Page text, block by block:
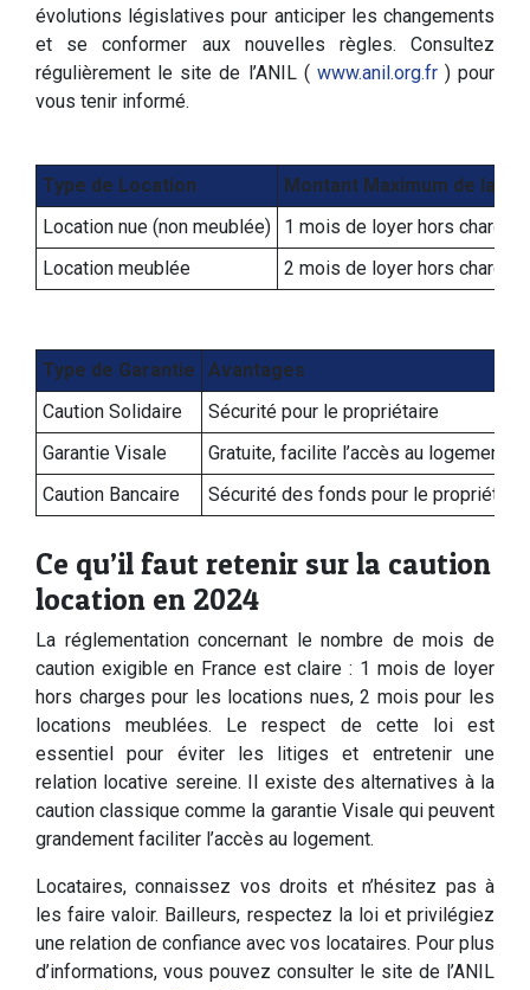
évolutions législatives pour anticiper les changements
et se conformer aux nouvelles règles. Consultez
régulièrement le site de l’ANIL ( www.anil.org.fr ) pour
vous tenir informé.
Type de Location
Montant Maximum de la
Location nue (non meublée)
1 mois de loyer hors charges
Location meublée
2 mois de loyer hors charges
Type de Garantie
Avantages
Caution Solidaire
Sécurité pour le propriétaire
Garantie Visale
Gratuite, facilite l’accès au logement
Caution Bancaire
Sécurité des fonds pour le propriétaire
Ce qu’il faut retenir sur la caution
location en 2024
La réglementation concernant le nombre de mois de
caution exigible en France est claire : 1 mois de loyer
hors charges pour les locations nues, 2 mois pour les
locations meublées. Le respect de cette loi est
essentiel pour éviter les litiges et entretenir une
relation locative sereine. Il existe des alternatives à la
caution classique comme la garantie Visale qui peuvent
grandement faciliter l’accès au logement.
Locataires, connaissez vos droits et n’hésitez pas à
les faire valoir. Bailleurs, respectez la loi et privilégiez
une relation de confiance avec vos locataires. Pour plus
d’informations, vous pouvez consulter le site de l’ANIL